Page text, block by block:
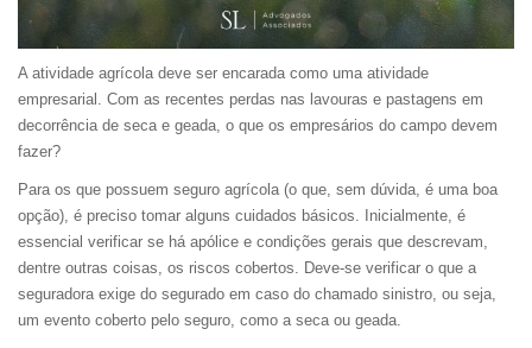
A atividade agrícola deve ser encarada como uma atividade
empresarial. Com as recentes perdas nas lavouras e pastagens em
decorrência de seca e geada, o que os empresários do campo devem
fazer?
Para os que possuem seguro agrícola (o que, sem dúvida, é uma boa
opção), é preciso tomar alguns cuidados básicos. Inicialmente, é
essencial verificar se há apólice e condições gerais que descrevam,
dentre outras coisas, os riscos cobertos. Deve-se verificar o que a
seguradora exige do segurado em caso do chamado sinistro, ou seja,
um evento coberto pelo seguro, como a seca ou geada.